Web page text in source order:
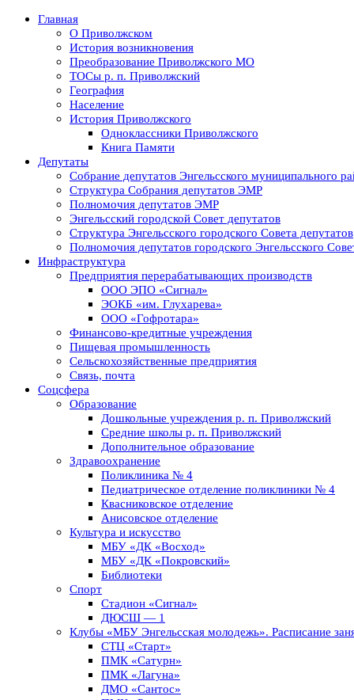
Главная
О Приволжском
История возникновения
Преобразование Приволжского МО
ТОСы р. п. Приволжский
География
Население
История Приволжского
Одноклассники Приволжского
Книга Памяти
Депутаты
Собрание депутатов Энгельсского муниципального
Структура Собрания депутатов ЭМР
Полномочия депутатов ЭМР
Энгельсский городской Совет депутатов
Структура Энгельсского городского Совета депутатов
Полномочия депутатов городского Энгельсского
Инфраструктура
Предприятия перерабатывающих производств
ООО ЭПО «Сигнал»
ЭОКБ «им. Глухарева»
ООО «Гофротара»
Финансово-кредитные учреждения
Пищевая промышленность
Сельскохозяйственные предприятия
Связь, почта
Соцсфера
Образование
Дошкольные учреждения р. п. Приволжский
Средние школы р. п. Приволжский
Дополнительное образование
Здравоохранение
Поликлиника № 4
Педиатрическое отделение поликлиники № 4
Квасниковское отделение
Анисовское отделение
Культура и искусство
МБУ «ДК «Восход»
МБУ «ДК «Покровский»
Библиотеки
Спорт
Стадион «Сигнал»
ДЮСШ — 1
Клубы «МБУ Энгельсская молодежь». Расписание
СТЦ «Старт»
ПМК «Сатурн»
ПМК «Лагуна»
ДМО «Сантос»